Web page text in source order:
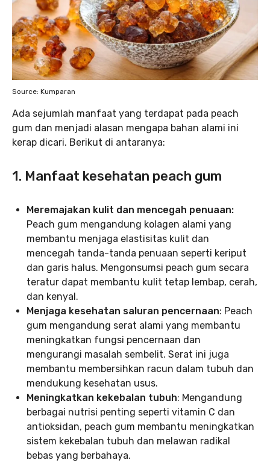
Source: Kumparan
Ada sejumlah manfaat yang terdapat pada peach
gum dan menjadi alasan mengapa bahan alami ini
kerap dicari. Berikut di antaranya:
1. Manfaat kesehatan peach gum
Meremajakan kulit dan mencegah penuaan:
Peach gum mengandung kolagen alami yang
membantu menjaga elastisitas kulit dan
mencegah tanda-tanda penuaan seperti keriput
dan garis halus. Mengonsumsi peach gum secara
teratur dapat membantu kulit tetap lembap, cerah,
dan kenyal.
Menjaga kesehatan saluran pencernaan: Peach
gum mengandung serat alami yang membantu
meningkatkan fungsi pencernaan dan
mengurangi masalah sembelit. Serat ini juga
membantu membersihkan racun dalam tubuh dan
mendukung kesehatan usus.
Meningkatkan kekebalan tubuh: Mengandung
berbagai nutrisi penting seperti vitamin C dan
antioksidan, peach gum membantu meningkatkan
sistem kekebalan tubuh dan melawan radikal
bebas yang berbahaya.